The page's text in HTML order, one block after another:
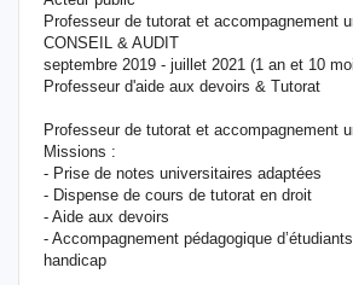
Professeur de tutorat et accompagnement
CONSEIL & AUDIT
septembre 2019 - juillet 2021 (1 an et 10
Professeur d'aide aux devoirs & Tutorat
Professeur de tutorat et accompagnement
Missions :
- Prise de notes universitaires adaptées
- Dispense de cours de tutorat en droit
- Aide aux devoirs
- Accompagnement pédagogique
handicap